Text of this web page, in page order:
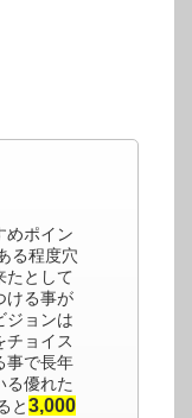
めポイン
る程度穴
たとして
ける事が
ジョンは
チョイス
事で長年
る優れた
と3,000